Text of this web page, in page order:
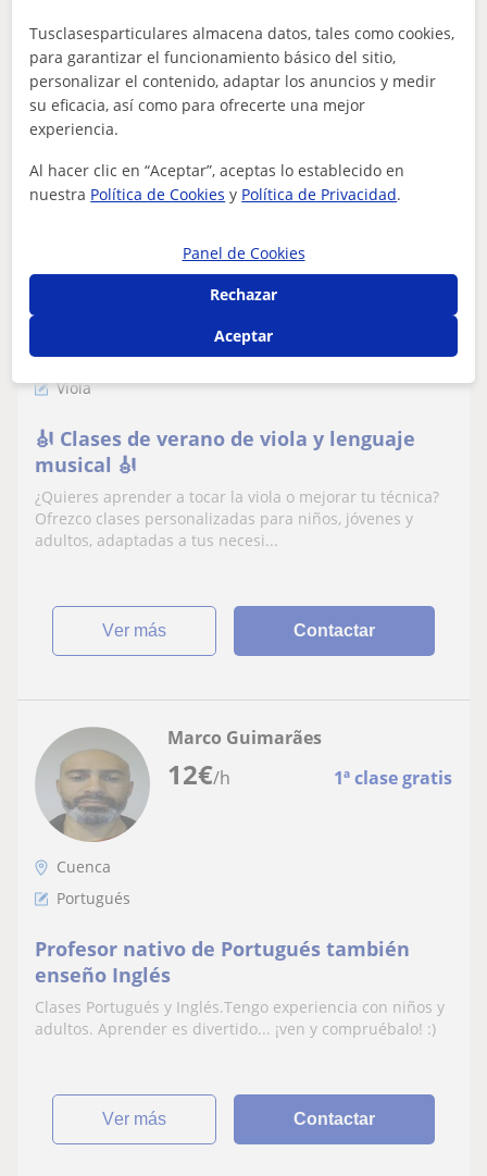
frustradas con su voz a descubrir su verd...
Contactar
20€/h
Cuenca
Viola
🎻 Clases de verano de viola y lenguaje
musical 🎻
¿Quieres aprender a tocar la viola o mejorar tu técnica?
Ofrezco clases personalizadas para niños, jóvenes y
adultos, adaptadas a tus necesi...
ver más Contactar
12€/h 1ª clase gratis
Marco Guimarães
Cuenca
Portugués
Profesor nativo de Portugués también
enseño Inglés
Clases Portugués y Inglés.Tengo experiencia con niños y
adultos. Aprender es divertido... ¡ven y compruébalo! :)
ver más Contactar
Tusclasesparticulares almacena datos, tales como cookies,
para garantizar el funcionamiento básico del sitio,
personalizar el contenido, adaptar los anuncios y medir
su eficacia, así como para ofrecerte una mejor
experiencia.
Al hacer clic en “Aceptar”, aceptas lo establecido en
nuestra Política de Cookies y Política de Privacidad.
Panel de Cookies
Rechazar
Aceptar